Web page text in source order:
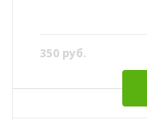
350 руб.